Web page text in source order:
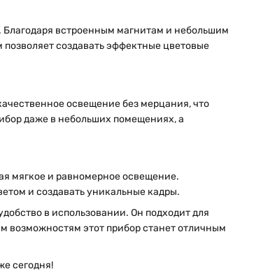
встроенным магнитам и небольшим
создавать эффектные цветовые
освещение без мерцания, что
даже в небольших помещениях, а
мягкое и равномерное освещение.
и создавать уникальные кадры.
в использовании. Он подходит для
возможностям этот прибор станет отличным
сегодня!